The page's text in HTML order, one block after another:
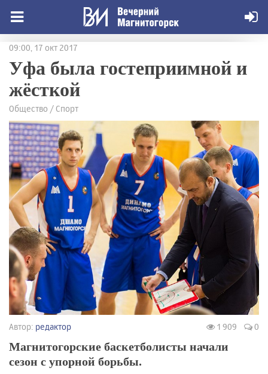
09:00, 17 окт 2017
Уфа была гостеприимной и
жёсткой
Общество / Спорт
Автор: редактор 1 909 0
Магнитогорские баскетболисты начали
сезон с упорной борьбы.